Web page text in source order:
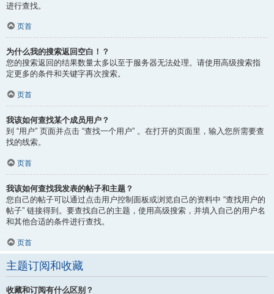
进行查找。
页首
为什么我的搜索返回空白！？
您的搜索返回的结果数量太多以至于服务器无法处理。请使用高级搜索指
定更多的条件和关键字再次搜索。
页首
我该如何查找某个成员用户？
到 “用户” 页面并点击 “查找一个用户” 。在打开的页面里，输入您所需要查
找的线索。
页首
我该如何查找我发表的帖子和主题？
您自己的帖子可以通过点击用户控制面板或浏览自己的资料中 “查找用户的
帖子” 链接得到。要查找自己的主题，使用高级搜索，并填入自己的用户名
和其他合适的条件进行查找。
页首
主题订阅和收藏
收藏和订阅有什么区别？